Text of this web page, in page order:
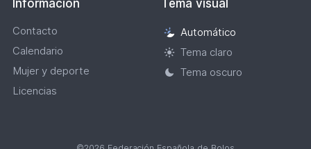
Información
Contacto
Calendario
Mujer y deporte
Licencias
Tema visual
Selección
de
tema
Automático
Tema claro
Tema oscuro